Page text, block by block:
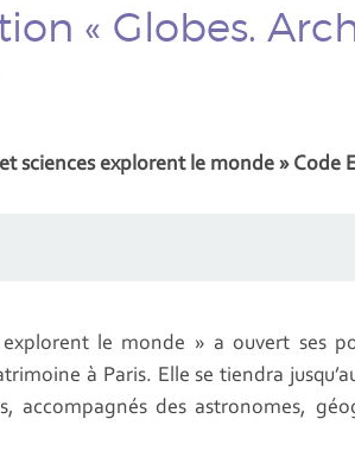
« Globes.
explorent le monde » Code
explorent le monde » a ouvert ses
à Paris. Elle se tiendra
accompagnés des astronomes,